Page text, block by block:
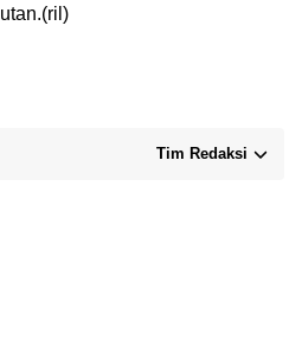
Tim Redaksi